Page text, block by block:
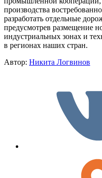
производства
разработать отдельные
предусмотрев размещение
индустриальных зонах и
в регионах наших стран.
Автор: Никита Логвинов